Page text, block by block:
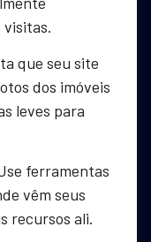
visitas.
que seu site
dos imóveis
leves para
ferramentas
vêm seus
recursos ali.